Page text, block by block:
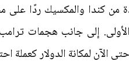
من كندا والمكسيك ردًا على
إلى جانب هجمات
الآن لمكانة الدولار كعملة